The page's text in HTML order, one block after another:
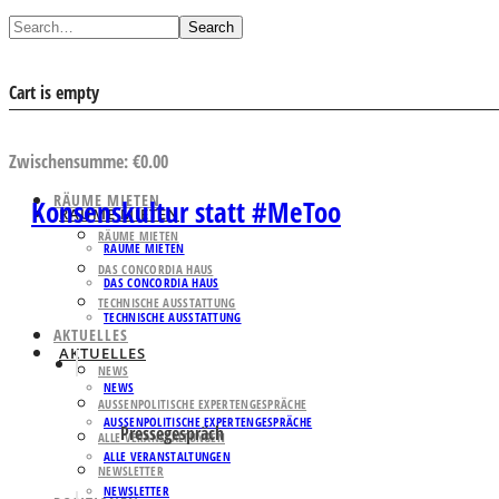
Search
Cart is empty
Zwischensumme:€0.00
RÄUME MIETEN
RÄUME MIETEN
DAS CONCORDIA HAUS
TECHNISCHE AUSSTATTUNG
AKTUELLES
NEWS
AUSSENPOLITISCHE EXPERTENGESPRÄCHE
ALLE VERANSTALTUNGEN
NEWSLETTER
RÄUME MIETEN
RÄUME MIETEN
DAS CONCORDIA HAUS
TECHNISCHE AUSSTATTUNG
AKTUELLES
NEWS
AUSSENPOLITISCHE EXPERTENGESPRÄCHE
ALLE VERANSTALTUNGEN
NEWSLETTER
Konsenskultur statt #MeToo
Pressegespräch